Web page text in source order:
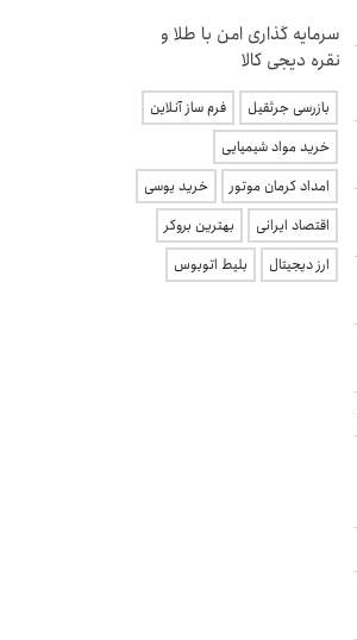
سرمایه گذاری امن با طلا و
نقره دیجی کالا
بازرسی جرثقیل
فرم ساز آنلاین
خرید مواد شیمیایی
امداد کرمان موتور
خرید یوسی
اقتصاد ایرانی
بهترین بروکر
ارز دیجیتال
بلیط اتوبوس